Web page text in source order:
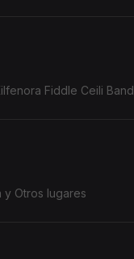
Fiddle Ceili Band
y Otros lugares